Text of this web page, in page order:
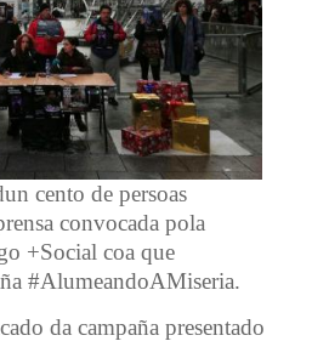
cento de persoas
convocada pola
+Social coa que
#AlumeandoAMiseria.
da campaña presentado